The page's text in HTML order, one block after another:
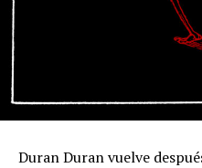
Duran Duran vuelve